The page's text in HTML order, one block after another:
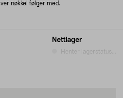
Nettlager
Henter lagerstatus...
nøkkel følger med.